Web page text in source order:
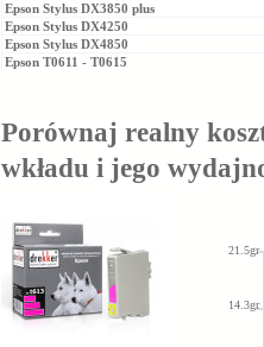
Epson Stylus DX3850 plus
Epson Stylus DX4250
Epson Stylus DX4850
Epson T0611 - T0615
Porównaj realny
wkładu i jego
21.5gr
14.3gr